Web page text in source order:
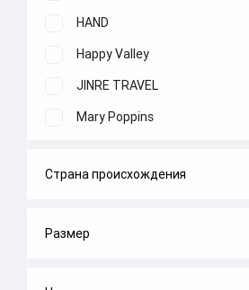
HAND
Happy Valley
JINRE TRAVEL
Mary Poppins
Melobo
Nano gum
Страна происхождения
Китай
Размер